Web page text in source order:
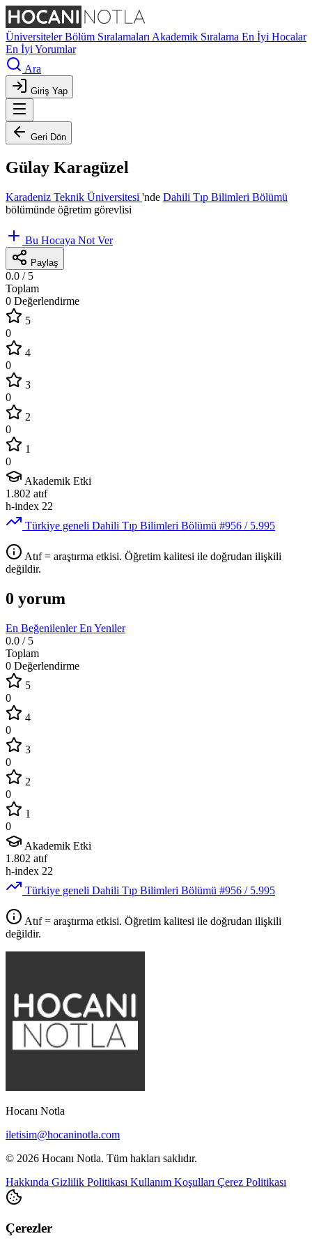
ÜniversitelerBölüm Sıralamaları Akademik Sıralama En İyi Hocalar
En İyi Yorumlar
Ara
Giriş Yap
Geri Dön
Gülay Karagüzel
Karadeniz Teknik Üniversitesi 'nde Dahili Tıp Bilimleri Bölümü
bölümünde öğretim görevlisi
Bu Hocaya Not Ver
Paylaş
0.0 / 5
Toplam
0 Değerlendirme
5
0
4
0
3
0
2
0
1
0
Akademik Etki
1.802 atıf
h-index 22
Türkiye geneli Dahili Tıp Bilimleri Bölümü #956 / 5.995
Atıf = araştırma etkisi. Öğretim kalitesi ile doğrudan ilişkili
değildir.
0 yorum
En BeğenilenlerEn Yeniler
0.0 / 5
Toplam
0 Değerlendirme
5
0
4
0
3
0
2
0
1
0
Akademik Etki
1.802 atıf
h-index 22
Türkiye geneli Dahili Tıp Bilimleri Bölümü #956 / 5.995
Atıf = araştırma etkisi. Öğretim kalitesi ile doğrudan ilişkili
değildir.
Hocanı Notla
iletisim@hocaninotla.com
© 2026 Hocanı Notla. Tüm hakları saklıdır.
Hakkında Gizlilik Politikası Kullanım Koşulları Çerez Politikası
Çerezler